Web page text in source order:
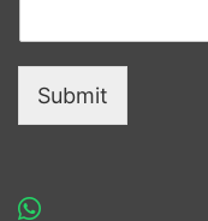
Submit